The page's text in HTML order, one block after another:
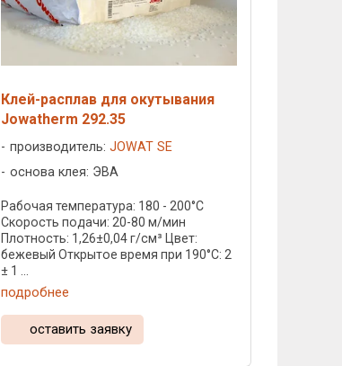
Клей-расплав для окутывания
Jowatherm 292.35
производитель: JOWAT SE
основа клея: ЭВА
Рабочая температура: 180 - 200°C
Скорость подачи: 20-80 м/мин
Плотность: 1,26±0,04 г/см³ Цвет:
бежевый Открытое время при 190°C: 2
± 1 ...
подробнее
оставить заявку